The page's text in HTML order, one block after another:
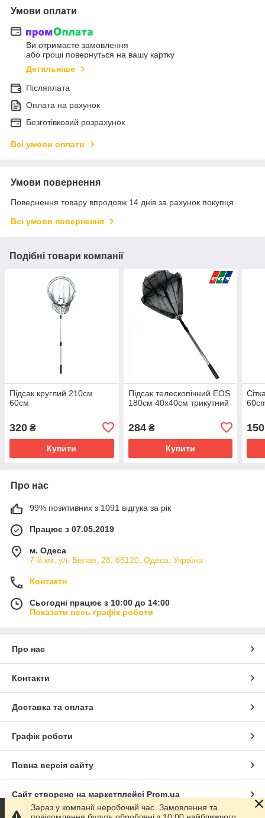
Умови оплати
Ви отримаєте замовлення
або гроші повернуться на вашу картку
Детальніше
Післяплата
Оплата на рахунок
Безготівковий розрахунок
Всі умови оплати
Умови повернення
Повернення товару впродовж 14 днів за рахунок покупця
Всі умови повернення
Подібні товари компанії
Підсак круглий 210см
60см
320 ₴
Купити
Підсак телескопічний EOS
180см 40х40см трикутний
284₴
Купити
150
Про нас
99% позитивних з 1091 відгука за рік
Працює з 07.05.2019
м. Одеса
7-й км, ул. Белая, 28, 65120, Одеса, Україна
Контакти
Сьогодні працює з 10:00 до 14:00
Показати весь графік роботи
Про нас
Контакти
Доставка та оплата
Графік роботи
Повна версія сайту
Сайт створено на маркетплейсі Prom.ua
Зараз у компанії неробочий час. Замовлення та